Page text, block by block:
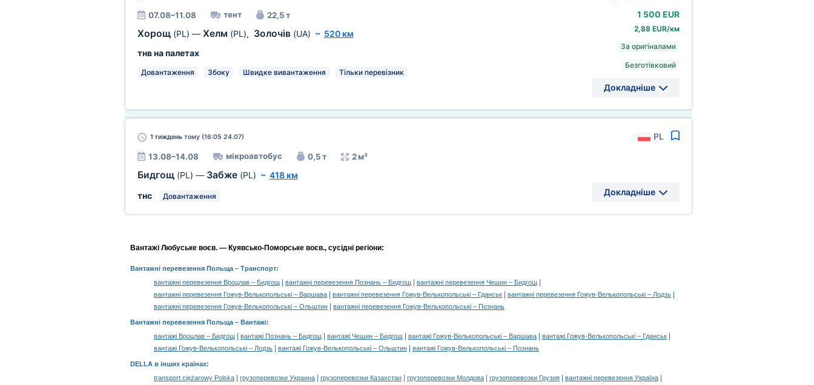
07.08–11.08 тент 22,5 т
Хорощ (PL) — Хелм (PL), Золочів (UA) ~ 520 км
тнв на палетах
Довантаження Збоку Швидке вивантаження Тільки перевізник
1 500 EUR
2,88 EUR/км
За оригіналами
Безготівковий
Докладніше
1 тижденьтому (16:05 24.07) PL
13.08–14.08 мікроавтобус 0,5 т 2 м³
Бидгощ (PL) — Забже (PL) ~ 418 км
тнс
Довантаження Докладніше
Вантажі Любуське воєв. — Куявсько-Поморське воєв., сусідні регіони:
Вантажні перевезення Польща – Транспорт:
вантажні перевезення Вроцлав – Бидгощ
вантажні перевезення Познань – Бидгощ вантажні перевезення Чешин – Бидгощ
вантажні перевезення Гожув-Велькопольські – Варшава вантажні перевезення Гожув-Велькопольські – Гданськ вантажні перевезення Гожув-Велькопольські – Лодзь
вантажні перевезення Гожув-Велькопольські – Ольштин вантажні перевезення Гожув-Велькопольські – Познань
Вантажні перевезення Польща – Вантажі:
вантажі Вроцлав – Бидгощ
вантажі Познань – Бидгощ вантажі Чешин – Бидгощ вантажі Гожув-Велькопольські – Варшава вантажі Гожув-Велькопольські – Гданськ
вантажі Гожув-Велькопольські – Лодзь вантажі Гожув-Велькопольські – Ольштин вантажі Гожув-Велькопольські – Познань
DELLA в інших країнах:
transport ciężarowy Polska
грузоперевозки Украина грузоперевозки Казахстан грузоперевозки Молдова грузоперевозки Грузия вантажні перевезення Україна